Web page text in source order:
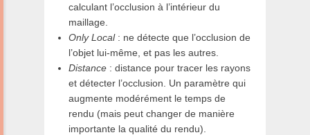
calculant l’occlusion à l’intérieur du
maillage.
Only Local: ne détecte que l’occlusion de
l’objet lui-même, et pas les autres.
Distance : distance pour tracer les rayons
et détecter l’occlusion. Un paramètre qui
augmente modérément le temps de
rendu (mais peut changer de manière
importante la qualité du rendu).